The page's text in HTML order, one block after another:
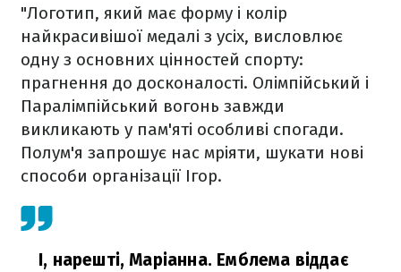
"Логотип, який має форму і колір
найкрасивішої медалі з усіх, висловлює
одну з основних цінностей спорту:
прагнення до досконалості. Олімпійський і
Паралімпійський вогонь завжди
викликають у пам'яті особливі спогади.
Полум'я запрошує нас мріяти, шукати нові
способи організації Ігор.
І, нарешті, Маріанна. Емблема віддає